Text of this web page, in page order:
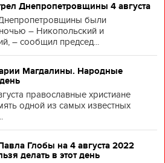
Днепропетровщины 4 августа
были
– Никопольский и
– сообщил председ...
Магдалины. Народные
православные христиане
одной из самых известных
Глобы на 4 августа 2022
делать в этот день